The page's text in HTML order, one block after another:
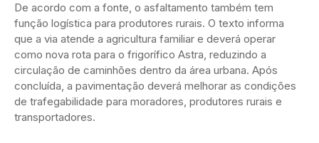
De acordo com a fonte, o asfaltamento também tem
função logística para produtores rurais. O texto informa
que a via atende a agricultura familiar e deverá operar
como nova rota para o frigorífico Astra, reduzindo a
circulação de caminhões dentro da área urbana. Após
concluída, a pavimentação deverá melhorar as condições
de trafegabilidade para moradores, produtores rurais e
transportadores.